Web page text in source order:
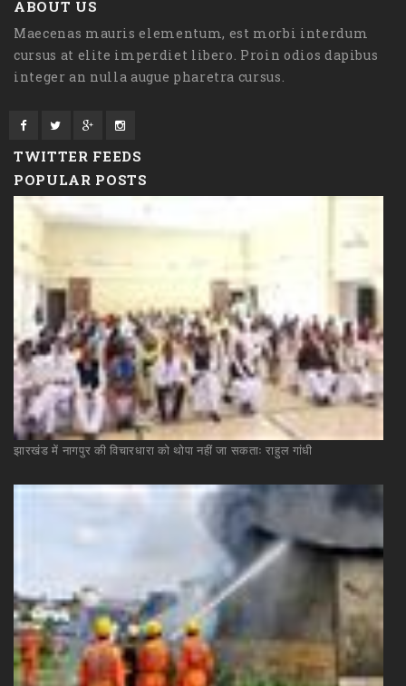
ABOUT US
Maecenas mauris elementum, est morbi interdum
cursus at elite imperdiet libero. Proin odios dapibus
integer an nulla augue pharetra cursus.
TWITTER FEEDS
POPULAR POSTS
झारखंड में नागपुर की विचारधारा को थोपा नहीं जा सकताः राहुल गांधी